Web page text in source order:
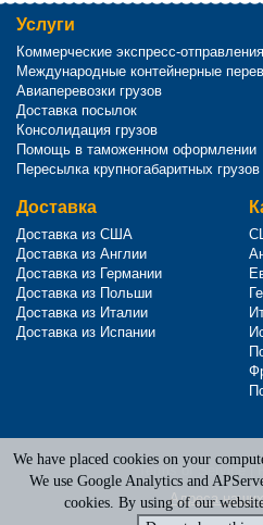
Услуги
Коммерческие экспресс-отправления
Международные контейнерные
Авиаперевозки грузов
Доставка посылок
Консолидация грузов
Помощь в таможенном оформлении
Пересылка крупногабаритных
Доставка
Доставка из США
Доставка из Англии
Доставка из Германии
Доставка из Польши
Доставка из Италии
Доставка из Испании
Terms of Service
Адреса
We have placed cookies on your
We use Google Analytics and
cookies. By using of our